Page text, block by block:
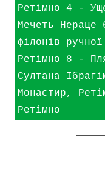
Ретімно 4 -
Мечеть Нераце
філонів
Ретімно 8 -
Султана
Монастир,
Ретімно